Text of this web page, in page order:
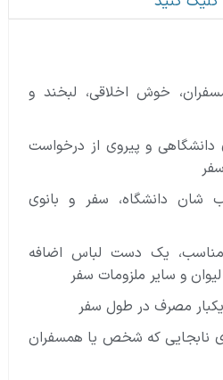
خوش اخلاقی، لبخند و
و پیروی از درخواست
دانشگاه، سفر و بانوی
یک دست لباس اضافه
و سایر ملزومات سفر
مصرف در طول سفر
نابجایی که شخص یا همسفران